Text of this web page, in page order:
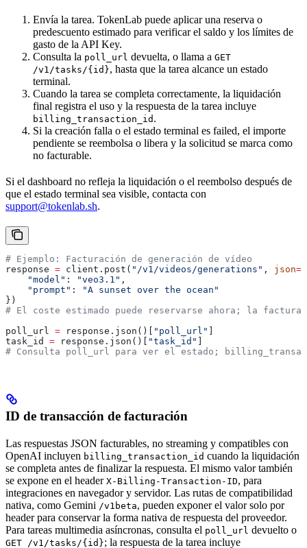
Envía la tarea. TokenLab puede aplicar una reserva o
predescuento estimado para verificar el saldo y los límites de
gasto de la API Key.
Consulta la poll_url devuelta, o llama a GET
/v1/tasks/{id}, hasta que la tarea alcance un estado
terminal.
Cuando la tarea se completa correctamente, la liquidación
final registra el uso y la respuesta de la tarea incluye
billing_transaction_id .
Si la creación falla o el estado terminal es failed, el importe
pendiente se reembolsa o libera y la solicitud se marca como
no facturable.
Si el dashboard no refleja la liquidación o el reembolso después de
que el estado terminal sea visible, contacta con
support@tokenlab.sh.
# Ejemplo: Facturación de generación de vídeo
response = client.post( "/v1/videos/generations" , json=
    "model"
: "veo3.1" ,
    "prompt"
:
"A sunset over the ocean"
})
# El coste estimado puede reservarse ahora; la
poll_url = response.json()[ "poll_url" ]
task_id = response.json()[ "task_id" ]
# Consulta poll_url para ver el estado;
ID de transacción de facturación
Las respuestas JSON facturables, no streaming y compatibles con
OpenAI incluyen billing_transaction_id cuando la liquidación
se completa antes de finalizar la respuesta. El mismo valor también
se expone en el header X-Billing-Transaction-ID, para
integraciones en navegador y servidor. Las rutas de compatibilidad
nativa, como Gemini /v1beta, pueden exponer el valor solo por
header para conservar la forma nativa de respuesta del proveedor.
Para tareas multimedia asíncronas, consulta el poll_url devuelto o
GET /v1/tasks/{id}; la respuesta de la tarea incluye